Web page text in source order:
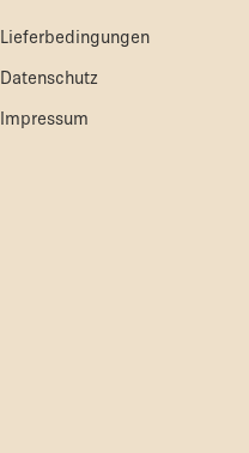
Lieferbedingungen
Datenschutz
Impressum